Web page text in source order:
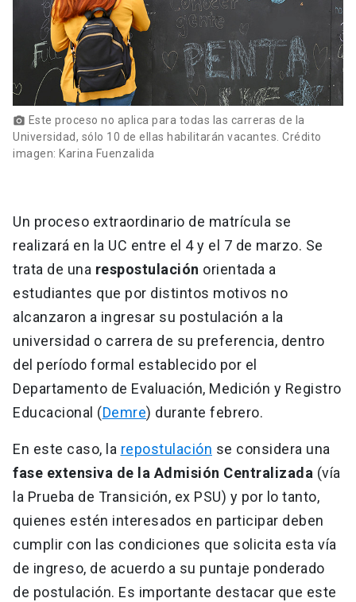
Donaciones launch
photo_camera Este proceso no aplica para todas las carreras de la
Universidad, sólo 10 de ellas habilitarán vacantes. Crédito
imagen: Karina Fuenzalida
Un proceso extraordinario de matrícula se
realizará en la UC entre el 4 y el 7 de marzo. Se
trata de una respostulación orientada a
estudiantes que por distintos motivos no
alcanzaron a ingresar su postulación a la
universidad o carrera de su preferencia, dentro
del período formal establecido por el
Departamento de Evaluación, Medición y Registro
Educacional (Demre) durante febrero.
En este caso, la repostulación se considera una
fase extensiva de la Admisión Centralizada (vía
la Prueba de Transición, ex PSU) y por lo tanto,
quienes estén interesados en participar deben
cumplir con las condiciones que solicita esta vía
de ingreso, de acuerdo a su puntaje ponderado
de postulación. Es importante destacar que este